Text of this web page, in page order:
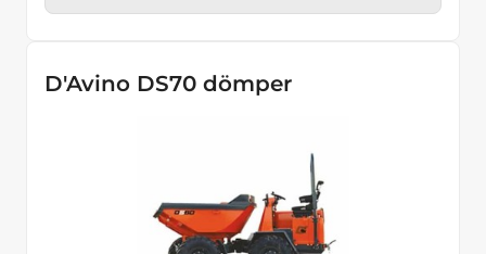
D'Avino DS70 dömper